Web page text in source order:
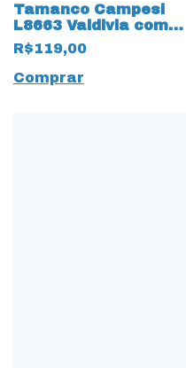
Tamanco Campesi
L8663 Valdivia com
Proteção de Joanete
Gelo
R$119,00
Comprar